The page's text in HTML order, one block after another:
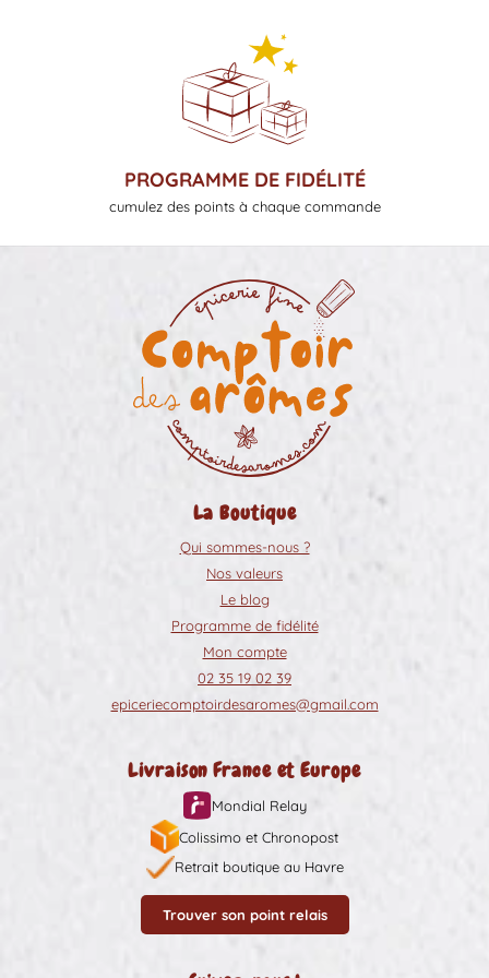
PROGRAMME DE FIDÉLITÉ
cumulez des points à chaque commande
La Boutique
Qui sommes-nous ?
Nos valeurs
Le blog
Programme de fidélité
Mon compte
02 35 19 02 39
epiceriecomptoirdesaromes@gmail.com
Livraison France et Europe
Mondial Relay
Colissimo et Chronopost
Retrait boutique au Havre
Trouver son point relais